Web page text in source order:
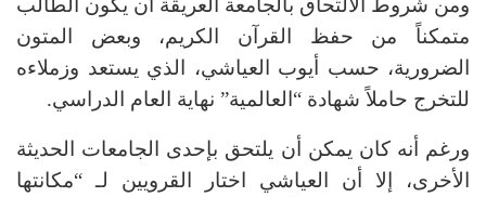
ومن شروط الالتحاق بالجامعة العريقة أن يكون الطالب
متمكناً من حفظ القرآن الكريم، وبعض المتون
الضرورية، حسب أيوب العياشي، الذي يستعد وزملاءه
للتخرج حاملاً شهادة “العالمية” نهاية العام الدراسي.
ورغم أنه كان يمكن أن يلتحق بإحدى الجامعات الحديثة
الأخرى، إلا أن العياشي اختار القرويين لـ “مكانتها